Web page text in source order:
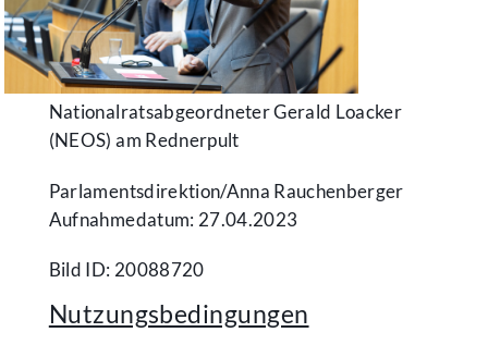
Nationalratsabgeordneter Gerald Loacker
(NEOS) am Rednerpult
Parlamentsdirektion/​Anna Rauchenberger
Aufnahmedatum: 27.04.2023
Bild ID: 20088720
Nutzungsbedingungen